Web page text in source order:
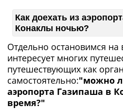
Как доехать из
Конаклы ночью?
Отдельно остановимся на
интересует многих
путешествующих как
самостоятельно:"можно
аэропорта Газипаша в
время?"